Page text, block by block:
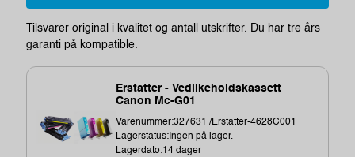
Tilsvarer original i kvalitet og antall utskrifter. Du har tre års
garanti på kompatible.
Erstatter - Vedlikeholdskassett
Canon Mc-G01
Varenummer:327631 /Erstatter-4628C001
Lagerstatus:Ingen på lager.
Lagerdato:14 dager